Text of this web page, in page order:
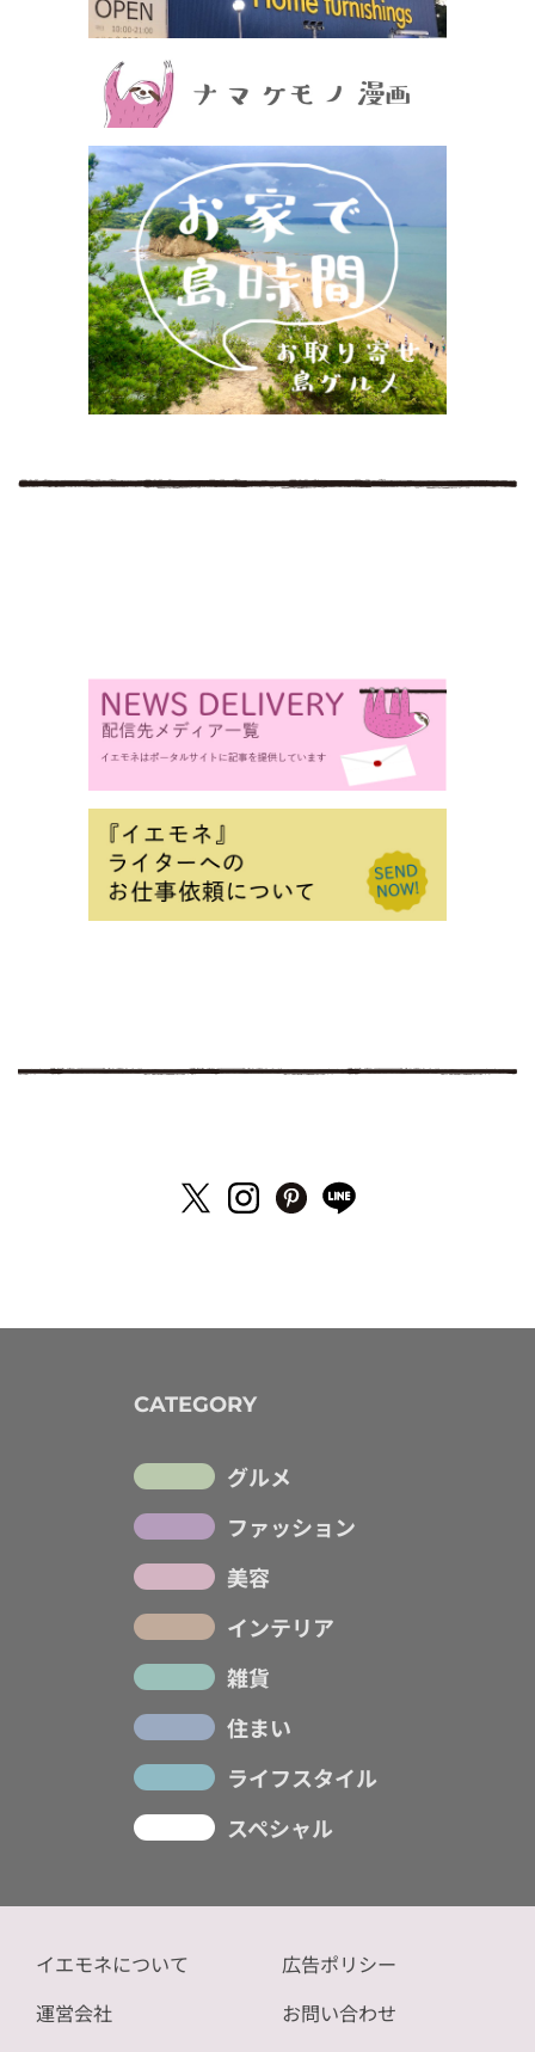
CATEGORY
グルメ
ファッション
美容
インテリア
雑貨
住まい
ライフスタイル
スペシャル
イエモネについて
運営会社
広告ポリシー
お問い合わせ